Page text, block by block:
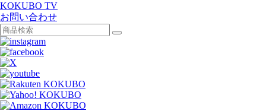
KOKUBO TV
お問い合わせ